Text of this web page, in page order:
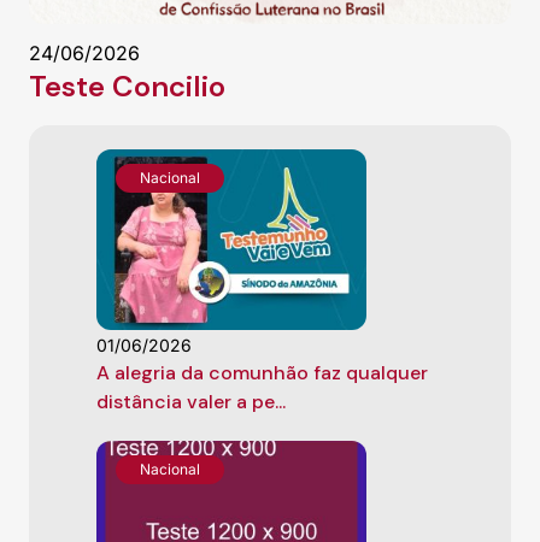
24/06/2026
Teste Concilio
Nacional
01/06/2026
A alegria da comunhão faz qualquer
distância valer a pe...
Nacional